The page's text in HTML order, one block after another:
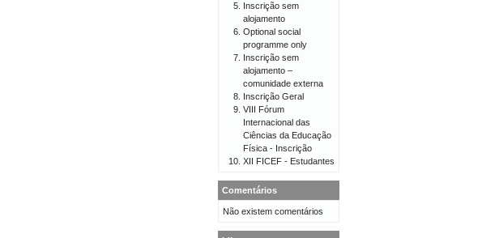
Inscrição sem
alojamento
Optional social
programme only
Inscrição sem
alojamento –
comunidade externa
Inscrição Geral
VIII Fórum
Internacional das
Ciências da Educação
Física - Inscrição
XII FICEF - Estudantes
Comentários
Não existem comentários